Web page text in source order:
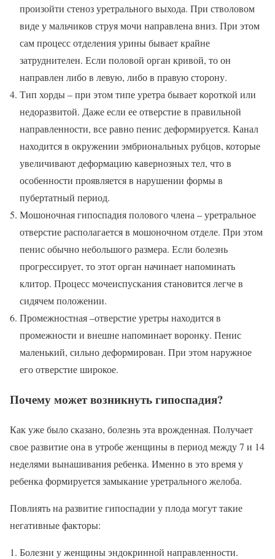
произойти стеноз уретрального выхода. При стволовом
виде у мальчиков струя мочи направлена вниз. При этом
сам процесс отделения урины бывает крайне
затруднителен. Если половой орган кривой, то он
направлен либо в левую, либо в правую сторону.
Тип хорды – при этом типе уретра бывает короткой или
недоразвитой. Даже если ее отверстие в правильной
направленности, все равно пенис деформируется. Канал
находится в окружении эмбриональных рубцов, которые
увеличивают деформацию кавернозных тел, что в
особенности проявляется в нарушении формы в
пубертатный период.
Мошоночная гипоспадия полового члена – уретральное
отверстие располагается в мошоночном отделе. При этом
пенис обычно небольшого размера. Если болезнь
прогрессирует, то этот орган начинает напоминать
клитор. Процесс мочеиспускания становится легче в
сидячем положении.
Промежностная –отверстие уретры находится в
промежности и внешне напоминает воронку. Пенис
маленький, сильно деформирован. При этом наружное
его отверстие широкое.
Почему может возникнуть гипоспадия?
Как уже было сказано, болезнь эта врожденная. Получает
свое развитие она в утробе женщины в период между 7 и 14
неделями вынашивания ребенка. Именно в это время у
ребенка формируется замыкание уретрального желоба.
Повлиять на развитие гипоспадии у плода могут такие
негативные факторы:
Болезни у женщины эндокринной направленности.